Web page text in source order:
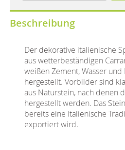
Beschreibung
Der dekorative italienische
aus wetterbeständigen
weißen Zement, Wasser
hergestellt. Vorbilder sind
aus Naturstein, nach denen
hergestellt werden. Das
bereits eine Italienische
exportiert wird.